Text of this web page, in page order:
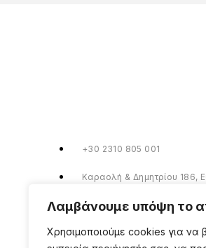
Λαμβάνουμε υπόψη το
Χρησιμοποιούμε cookies για να
+30 2310 805 001
Καραολή & Δημητρίου 186,
Δευτέρα, Τετάρτη &